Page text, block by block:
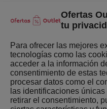
Ofertas
tu
Para ofrecer las mejores
tecnologías como las
acceder a la información
consentimiento de estas
procesar datos como el
las identificaciones
retirar el consentimiento,
Quienes somos
Últimas Novedades
Mejores ofertas de la